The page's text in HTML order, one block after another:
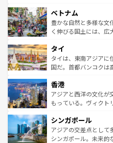
参照してほしい。
容にもいいと評判のス
が味わえる。
照してほしい。
き、地方に足を延ばせ
できる。そして、キム
まで、さまざまな韓国
リティに包まれながら
わ
覧を参照してほしい。
ベトナム
豊かな自然と多様な文
く伸びる国土には、広
急速な発展と共に伝統
ーチミン市のフランス
醸し出している。また
とつ。フォーやバイン
ひ現地で味わいたい。
が旅行者を迎えてくれ
参照してほしい。
タイ
タイは、東南アジアに
国だ。首都バンコクは
の活気が交差している
帯で自然と触れ合い、
いビーチでリゾート気
激する。気候は一年中
が待っている。親しみ
た文化、そして多様な
香港
アジアと西洋の文化が
もっている。ヴィクト
み、どこを訪れても感
ており、効率よく見ど
うな絶景から文化的な
シンガポール
アジアの交差点として
シンガポール。未来的